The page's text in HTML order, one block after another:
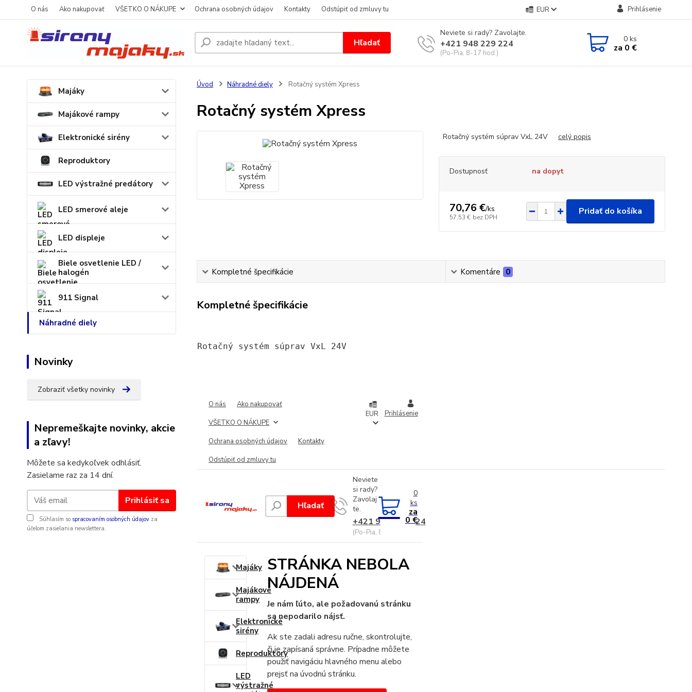
O nás Ako nakupovať VŠETKO O NÁKUPE Ochrana osobných údajov Kontakty Odstúpiť od zmluvy tu EUR Prihlásenie
Hľadať
Neviete si rady? Zavolajte.
+421 948 229 224
(Po-Pia, 8-17 hod.)
0ks
za 0 €
Majáky
Majákové rampy
Elektronické sirény
Reproduktory
LED výstražné predátory
LED smerové aleje
LED displeje
Biele osvetlenie LED /
halogén
911 Signal
Náhradné diely
Novinky
Zobraziť všetky novinky
Nepremeškajte novinky, akcie
a zľavy!
Môžete sa kedykoľvek odhlásiť.
Zasielame raz za 14 dní.
Prihlásiť sa
Súhlasím so spracovaním osobných údajov za
účelom zasielania newslettera.
Úvod Náhradné diely Rotačný systém Xpress
Rotačný systém Xpress
Rotačný systém súprav VxL 24V celý popis
Dostupnosť na dopyt
70,76 €/ks
57,53 € bez DPH
Pridať do košíka
Kompletné špecifikácie Komentáre 0
Kompletné špecifikácie
Rotačný systém súprav VxL 24V
O nás
Ako nakupovať
VŠETKO O NÁKUPE
Ochrana osobných údajov
Kontakty
Odstúpiť od zmluvy tu
EUR Prihlásenie
Hľadať
Neviete
si rady?
Zavolaj
te.
+421 948 229 224
(Po-Pia, 8-17 hod.)
0
ks
za
0 €
Majáky
Majákové
rampy
Elektronické
sirény
Reproduktory
LED
výstražné
STRÁNKA NEBOLA
NÁJDENÁ
Je nám ľúto, ale požadovanú stránku
sa nepodarilo nájsť.
Ak ste zadali adresu ručne, skontrolujte,
či je zapísaná správne. Prípadne môžete
použiť navigáciu hlavného menu alebo
prejsť na úvodnú stránku.